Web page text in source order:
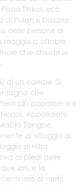
Tinkar, ecc.
di Pulan si basano
delle persone al
maggio a ottobre
che chiude le
di un canale. Si
che
più popolare è il
Appollaiato
Zangbo,
al villaggio di
di Hilsa
ai piedi delle
lati, e la
di metri.